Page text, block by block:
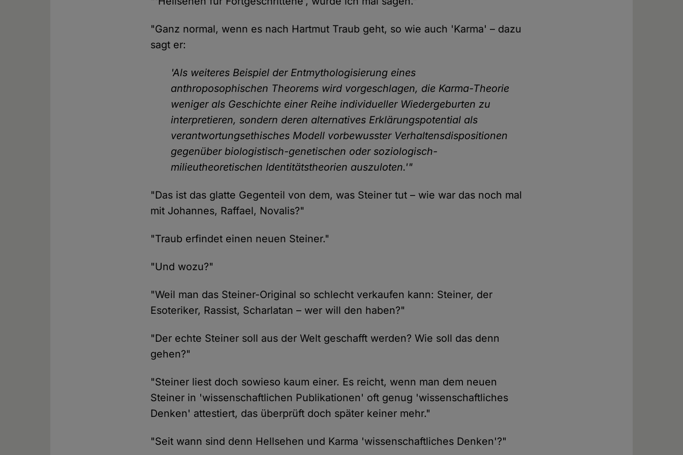
"Ganz normal, wenn es nach Hartmut Traub geht, so wie auch 'Karma' – dazu
sagt er:
'Als weiteres Beispiel der Entmythologisierung eines
anthroposophischen Theorems wird vorgeschlagen, die Karma-Theorie
weniger als Geschichte einer Reihe individueller Wiedergeburten zu
interpretieren, sondern deren alternatives Erklärungspotential als
verantwortungsethisches Modell vorbewusster Verhaltensdispositionen
gegenüber biologistisch-genetischen oder soziologisch-
milieutheoretischen Identitätstheorien auszuloten.'"
"Das ist das glatte Gegenteil von dem, was Steiner tut – wie war das noch mal
mit Johannes, Raffael, Novalis?"
"Traub erfindet einen neuen Steiner."
"Und wozu?"
"Weil man das Steiner-Original so schlecht verkaufen kann: Steiner, der
Esoteriker, Rassist, Scharlatan – wer will den haben?"
"Der echte Steiner soll aus der Welt geschafft werden? Wie soll das denn
gehen?"
"Steiner liest doch sowieso kaum einer. Es reicht, wenn man dem neuen
Steiner in 'wissenschaftlichen Publikationen' oft genug 'wissenschaftliches
Denken' attestiert, das überprüft doch später keiner mehr."
"Seit wann sind denn Hellsehen und Karma 'wissenschaftliches Denken'?"